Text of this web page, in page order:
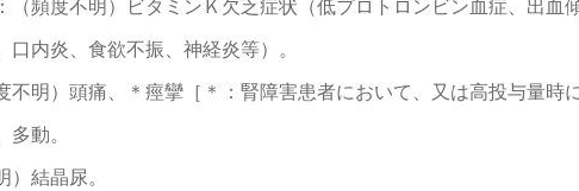
（頻度不明）ビタミンＫ欠乏症状（低プロトロンビン血症、出血
内炎、食欲不振、神経炎等）。
不明）頭痛、＊痙攣［＊：腎障害患者において、又は高投与量時
動。
結晶尿。